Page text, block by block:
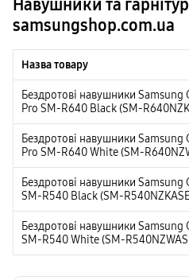
Навушники та
samsungshop.com.ua
Назва товару
Бездротові навушники Samsung
Pro SM-R640 Black (SM-
Бездротові навушники Samsung
Pro SM-R640 White (SM-
Бездротові навушники Samsung
SM-R540 Black (SM-
Бездротові навушники Samsung
SM-R540 White (SM-